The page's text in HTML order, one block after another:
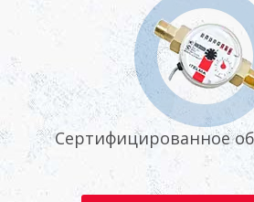
Сертифицированное